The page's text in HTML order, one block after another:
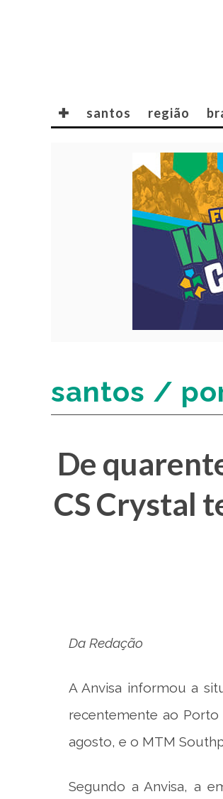
✚ santos região
santos /
De
CS Crystal
Da Redação
A Anvisa informou a
recentemente ao Porto
agosto, e o MTM
Segundo a Anvisa, a